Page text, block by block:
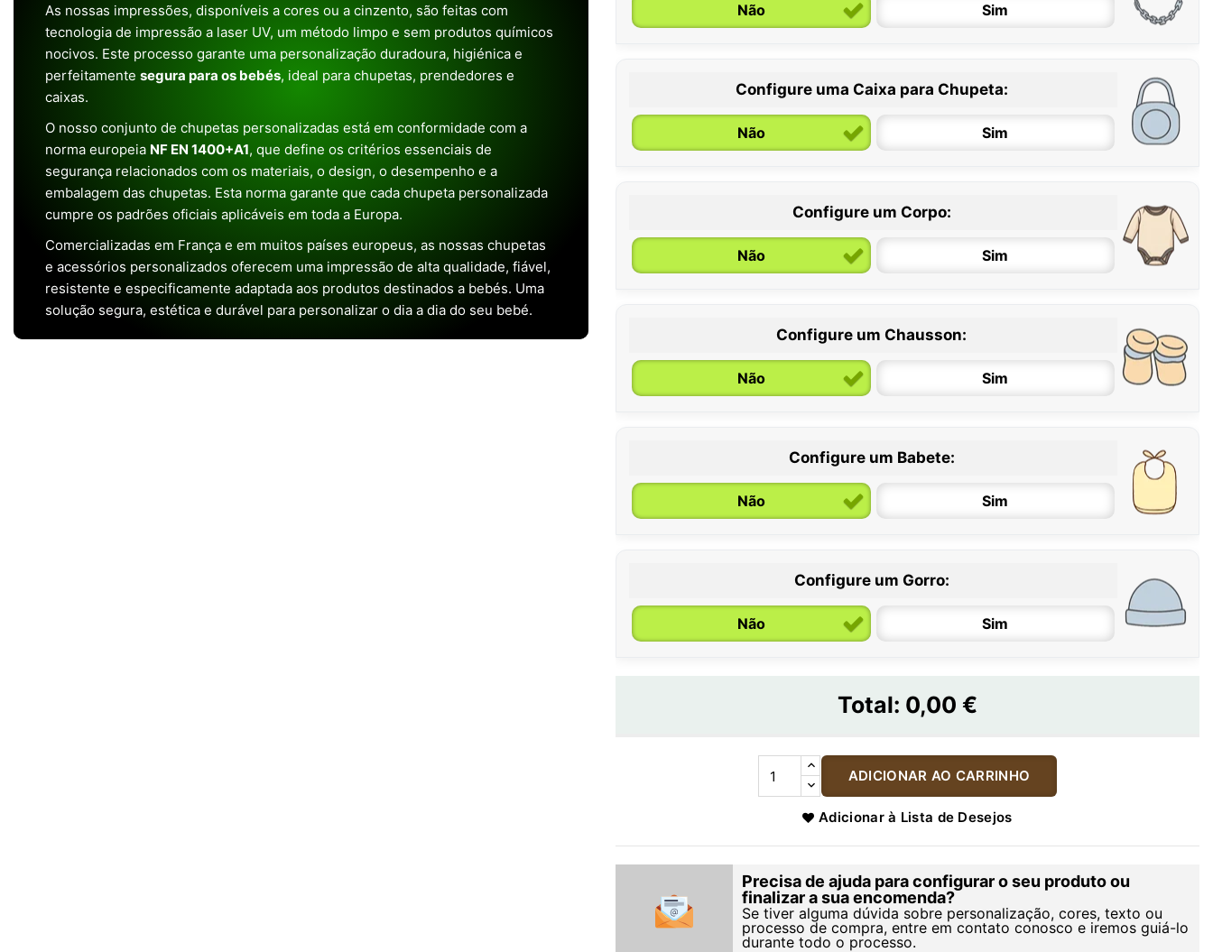
As nossas impressões, disponíveis a cores ou a cinzento, são feitas com
tecnologia de impressão a laser UV, um método limpo e sem produtos químicos
nocivos. Este processo garante uma personalização duradoura, higiénica e
perfeitamente segura para os bebés, ideal para chupetas, prendedores e
caixas.
O nosso conjunto de chupetas personalizadas está em conformidade com a
norma europeia NF EN 1400+A1, que define os critérios essenciais de
segurança relacionados com os materiais, o design, o desempenho e a
embalagem das chupetas. Esta norma garante que cada chupeta personalizada
cumpre os padrões oficiais aplicáveis em toda a Europa.
Comercializadas em França e em muitos países europeus, as nossas chupetas
e acessórios personalizados oferecem uma impressão de alta qualidade, fiável,
resistente e especificamente adaptada aos produtos destinados a bebés. Uma
solução segura, estética e durável para personalizar o dia a dia do seu bebé.
Não Sim
Configure uma Caixa para Chupeta:
Não Sim
Configure um Corpo:
Não Sim
6 / 12 meses 12 / 18 meses
Configure um Chausson:
Não Sim
Configure um Babete:
Não Sim
Configure um Gorro:
Não Sim
Total: 0,00 €
ADICIONAR AO CARRINHO
Adicionar à Lista de Desejos
Precisa de ajuda para configurar o seu produto ou
finalizar a sua encomenda?
Se tiver alguma dúvida sobre personalização, cores, texto ou
processo de compra, entre em contato conosco e iremos guiá-lo
durante todo o processo.